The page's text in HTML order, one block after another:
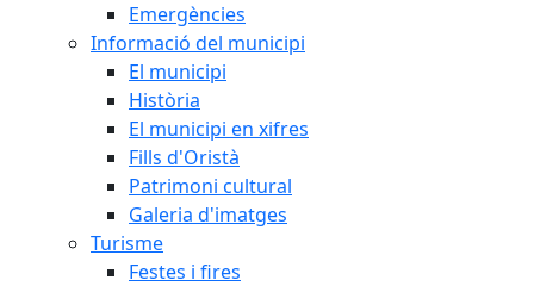
Emergències
Informació del municipi
El municipi
Història
El municipi en xifres
Fills d'Oristà
Patrimoni cultural
Galeria d'imatges
Turisme
Festes i fires